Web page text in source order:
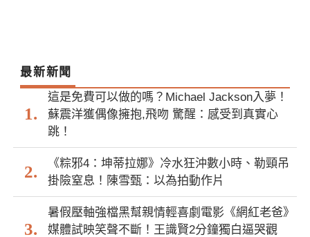
最新新聞
這是免費可以做的嗎？Michael Jackson入夢！
蘇震洋獲偶像擁抱,飛吻 驚醒：感受到真實心
跳！
《粽邪4：坤蒂拉娜》冷水狂沖數小時、勒頸吊
掛險窒息！陳雪甄：以為拍動作片
暑假壓軸強檔黑幫親情輕喜劇電影《網紅老爸》
媒體試映笑聲不斷！王識賢2分鐘獨白逼哭觀